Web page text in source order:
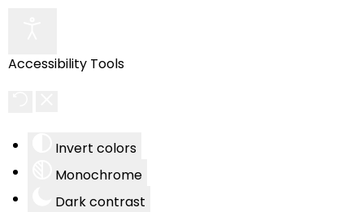
Accessibility Tools
Invert colors
Monochrome
Dark contrast